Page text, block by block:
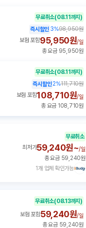
무료취소(08.11까지)
즉시할인 3%98,950원
보험 포함95,950원/일
총 요금 95,950원
무료취소(08.11까지)
즉시할인2%111,710원
보험 포함108,710원/일
총 요금 108,710원
1개 업체 확인가능
무료취소
최저가59,240원~/일
총 요금 59,240원
무료취소(08.13까지)
보험 포함59,240원/일
총 요금 59,240원